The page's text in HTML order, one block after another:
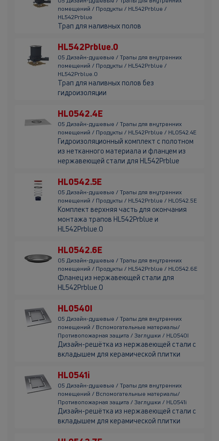
помещений / Продукты / HL542Prblue /
HL542Prblue
Трап для наливных полов
HL542Prblue.0
05 Дизайн-душевые / Трапы для внутренних
помещений / Продукты / HL542Prblue /
HL542Prblue.0
Трап для наливных полов без
гидроизоляции
HL0542.4E
05 Дизайн-душевые / Трапы для внутренних
помещений / Продукты / HL542Prblue / HL0542.4E
Гидроизоляционный комплект с полотном
из нетканного материала и фланцем из
нержавеющей стали для HL542Prblue
HL0542.5E
05 Дизайн-душевые / Трапы для внутренних
помещений / Продукты / HL542Prblue / HL0542.5E
Комплект верхняя часть для окончания
монтажа трапов HL542Prblue и
HL542Prblue.0
HL0542.6E
05 Дизайн-душевые / Трапы для внутренних
помещений / Продукты / HL542Prblue / HL0542.6E
Фланец из нержавеющей стали для
HL542Prblue.0
HL0540I
05 Дизайн-душевые / Трапы для внутренних
помещений / Вспомогательные материалы/
Противопожарная защита / Заглушки / HL0540I
Дизайн-решётка из нержавеющей стали с
вкладышем для керамической плитки
HL0541i
05 Дизайн-душевые / Трапы для внутренних
помещений / Вспомогательные материалы/
Противопожарная защита / Заглушки / HL0541i
Дизайн-решётка из нержавеющей стали с
вкладышем для керамической плитки